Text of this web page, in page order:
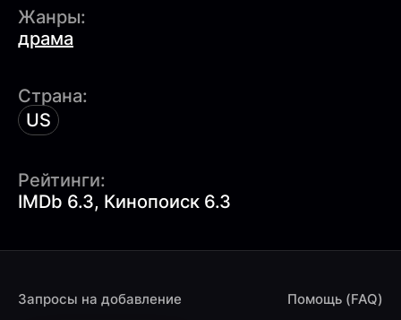
Жанры:
драма
Страна:
US
Рейтинги:
IMDb 6.3, Кинопоиск 6.3
Запросы на добавление Помощь (FAQ)